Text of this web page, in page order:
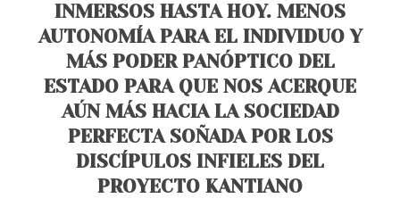
INMERSOS HASTA HOY. MENOS
AUTONOMÍA PARA EL INDIVIDUO Y
MÁS PODER PANÓPTICO DEL
ESTADO PARA QUE NOS ACERQUE
AÚN MÁS HACIA LA SOCIEDAD
PERFECTA SOÑADA POR LOS
DISCÍPULOS INFIELES DEL
PROYECTO KANTIANO